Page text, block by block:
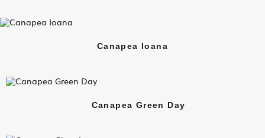
Canapea Ioana
Canapea Green Day